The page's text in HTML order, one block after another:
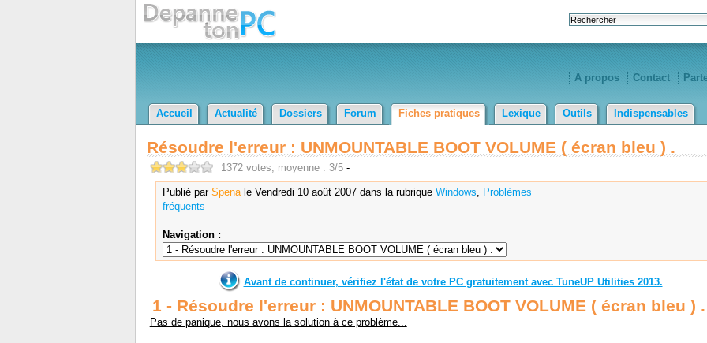
A propos Contact
Accueil Actualité Dossiers Forum Fiches pratiques Lexique Outils Indispensables
Résoudre l'erreur : UNMOUNTABLE BOOT VOLUME ( écran bleu ) .
1372 votes, moyenne : 3/5-
Publié par Spenale Vendredi 10 août 2007 dans la rubrique Windows
Problèmes
fréquents
Navigation :
Avant de continuer, vérifiez l'état de votre PC gratuitement avec TuneUP Utilities 2013.
1 - Résoudre l'erreur : UNMOUNTABLE BOOT VOLUME ( écran bleu ) .
Pas de panique, nous avons la solution à ce problème...